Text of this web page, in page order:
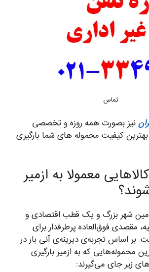
تماس
نیز بصورت همه روزه و تخصصی
کیفیت محموله های شما بارگیری
معمولا به ازمیر
شهر بزرگ و یک قطب اقتصادی و
مقصدی فوق‌العاده پرطرفدار برای
بر اساس تجربه‌ی دیرینه‌ی آنی بار در
محموله‌هایی که به ازمیر بارگیری
زیر جای می‌گیرند: